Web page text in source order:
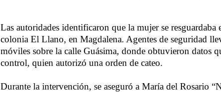
Las autoridades identificaron que la mujer se
colonia El Llano, en Magdalena. Agentes de seguridad
móviles sobre la calle Guásima, donde obtuvieron datos
control, quien autorizó una orden de cateo.
Durante la intervención, se aseguró a María del Rosario